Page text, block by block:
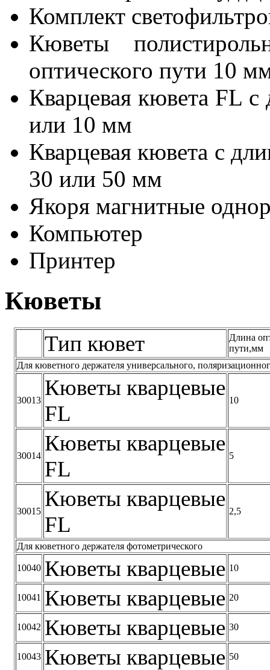
Комплект
Кюветы
оптического пути 10
Кварцевая кювета FL
или 10 мм
Кварцевая кювета с
30 или 50 мм
Якоря магнитные
Компьютер
Принтер
Кюветы
Тип кювет
Длина
пути,мм
Для кюветного держателя универсального,
30013
Кюветы кварцевые
FL
10
30014
Кюветы кварцевые
FL
5
30015
Кюветы кварцевые
FL
2,5
Для кюветного держателя фотометрического
10040 Кюветы кварцевые 10
10041 Кюветы кварцевые 20
10042 Кюветы кварцевые 30
10043 Кюветы кварцевые 50